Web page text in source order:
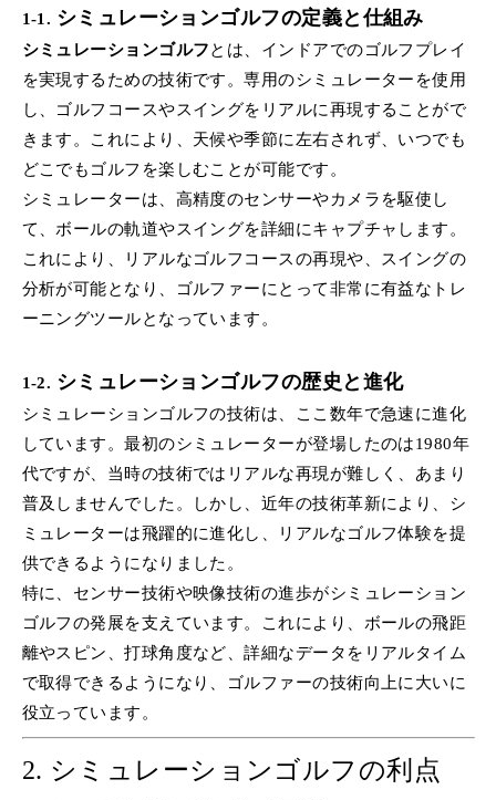
1-1. シミュレーションゴルフの定義と仕組み
シミュレーションゴルフとは、インドアでのゴルフプレイ
を実現するための技術です。専用のシミュレーターを使用
し、ゴルフコースやスイングをリアルに再現することがで
きます。これにより、天候や季節に左右されず、いつでも
どこでもゴルフを楽しむことが可能です。
シミュレーターは、高精度のセンサーやカメラを駆使し
て、ボールの軌道やスイングを詳細にキャプチャします。
これにより、リアルなゴルフコースの再現や、スイングの
分析が可能となり、ゴルファーにとって非常に有益なトレ
ーニングツールとなっています。
1-2. シミュレーションゴルフの歴史と進化
シミュレーションゴルフの技術は、ここ数年で急速に進化
しています。最初のシミュレーターが登場したのは1980年
代ですが、当時の技術ではリアルな再現が難しく、あまり
普及しませんでした。しかし、近年の技術革新により、シ
ミュレーターは飛躍的に進化し、リアルなゴルフ体験を提
供できるようになりました。
特に、センサー技術や映像技術の進歩がシミュレーション
ゴルフの発展を支えています。これにより、ボールの飛距
離やスピン、打球角度など、詳細なデータをリアルタイム
で取得できるようになり、ゴルファーの技術向上に大いに
役立っています。
2. シミュレーションゴルフの利点